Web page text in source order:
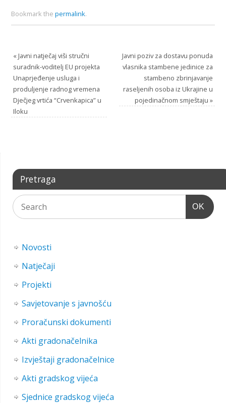
Bookmark the permalink.
«Javni natječaj viši stručni
suradnik-voditelj EU projekta
Unaprjeđenje usluga i
produljenje radnog vremena
Dječjeg vrtića “Crvenkapica” u
Iloku
Javni poziv za dostavu ponuda
vlasnika stambene jedinice za
stambeno zbrinjavanje
raseljenih osoba iz Ukrajine u
pojedinačnom smještaju»
Pretraga
OK
Novosti
Natječaji
Projekti
Savjetovanje s javnošću
Proračunski dokumenti
Akti gradonačelnika
Izvještaji gradonačelnice
Akti gradskog vijeća
Sjednice gradskog vijeća